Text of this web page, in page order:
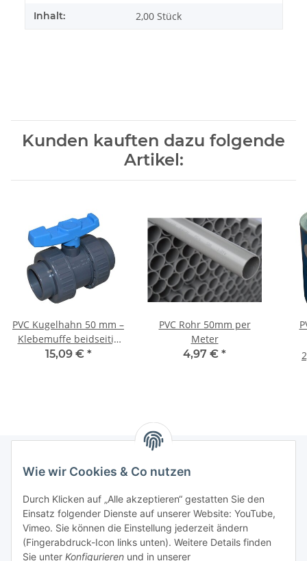
Wie wir Cookies & Co nutzen
Durch Klicken auf „Alle akzeptieren“ gestatten Sie den
Einsatz folgender Dienste auf unserer Website: YouTube,
Vimeo. Sie können die Einstellung jederzeit ändern
(Fingerabdruck-Icon links unten). Weitere Details finden
Sie unter Konfigurieren und in unserer
Inhalt: 2,00 Stück
Kunden kauften dazu folgende
Artikel:
PVC Kugelhahn 50 mm –
Klebemuffe beidseitig
mit
15,09 € *
PVC Rohr 50mm per
Meter
4,97 € *
Gesetzliche Informationen